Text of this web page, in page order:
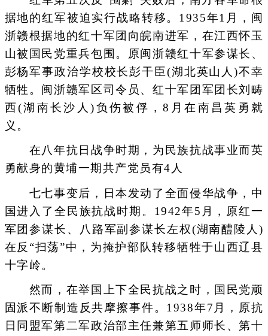
据地的红军被迫实行战略转移。1935年1月，闽
浙赣根据地的红十军团向皖南进军，在江西怀玉
山被国民党重兵包围。原闽浙赣红十军参谋长、
彭杨军事政治学校校长彭干臣(湖北英山人)不幸
牺牲。闽浙赣军区司令员、红十军团军团长刘畴
西(湖南长沙人)负伤被俘，8月在南昌英勇就
义。
在八年抗日战争时期，为民族抗战事业而英
勇献身的黄埔一期共产党员有4人
七七事变后，日本发动了全面侵华战争，中
国进入了全民族抗战时期。1942年5月，原红一
军团参谋长、八路军副参谋长左权(湖南醴陵人)
在反“扫荡”中，为掩护部队转移牺牲于山西辽县
十字岭。
然而，在举国上下全民抗战之时，国民党顽
固派不断制造反共摩擦事件。1938年7月，原抗
日同盟军第二军政治部主任兼第五师师长、第十